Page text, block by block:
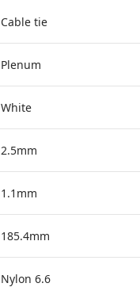
Cable tie
Plenum
White
2.5mm
1.1mm
185.4mm
Nylon 6.6